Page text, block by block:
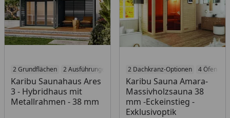
2 Grundflächen 2 Ausführungen 2 Farben 7 Öfen
Karibu Saunahaus Ares
3 - Hybridhaus mit
Metallrahmen - 38 mm
2 Dachkranz-Optionen 4 Öfen
Karibu Sauna Amara-
Massivholzsauna 38
mm -Eckeinstieg -
Exklusivoptik